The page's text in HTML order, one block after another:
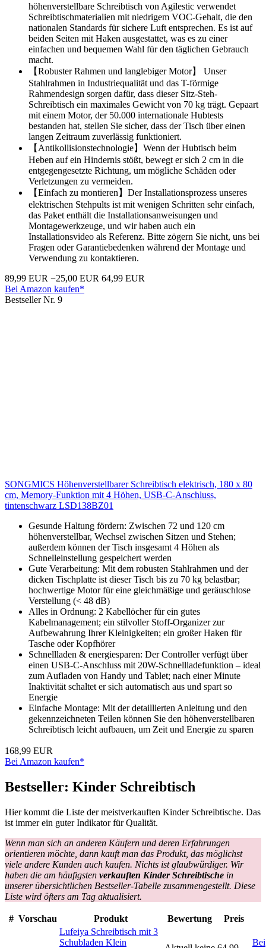
höhenverstellbare Schreibtisch von Agilestic verwendet
Schreibtischmaterialien mit niedrigem VOC-Gehalt, die den
nationalen Standards für sichere Luft entsprechen. Es ist auf
beiden Seiten mit Haken ausgestattet, was es zu einer
einfachen und bequemen Wahl für den täglichen Gebrauch
macht.
【Robuster Rahmen und langlebiger Motor】 Unser
Stahlrahmen in Industriequalität und das T-förmige
Rahmendesign sorgen dafür, dass dieser Sitz-Steh-
Schreibtisch ein maximales Gewicht von 70 kg trägt. Gepaart
mit einem Motor, der 50.000 internationale Hubtests
bestanden hat, stellen Sie sicher, dass der Tisch über einen
langen Zeitraum zuverlässig funktioniert.
【Antikollisionstechnologie】Wenn der Hubtisch beim
Heben auf ein Hindernis stößt, bewegt er sich 2 cm in die
entgegengesetzte Richtung, um mögliche Schäden oder
Verletzungen zu vermeiden.
【Einfach zu montieren】Der Installationsprozess unseres
elektrischen Stehpults ist mit wenigen Schritten sehr einfach,
das Paket enthält die Installationsanweisungen und
Montagewerkzeuge, und wir haben auch ein
Installationsvideo als Referenz. Bitte zögern Sie nicht, uns bei
Fragen oder Garantiebedenken während der Montage und
Verwendung zu kontaktieren.
89,99 EUR −25,00 EUR 64,99 EUR
Bei Amazon kaufen*
Bestseller Nr. 9
SONGMICS Höhenverstellbarer Schreibtisch elektrisch, 180 x 80
cm, Memory-Funktion mit 4 Höhen, USB-C-Anschluss,
tintenschwarz LSD138BZ01
Gesunde Haltung fördern: Zwischen 72 und 120 cm
höhenverstellbar, Wechsel zwischen Sitzen und Stehen;
außerdem können der Tisch insgesamt 4 Höhen als
Schnelleinstellung gespeichert werden
Gute Verarbeitung: Mit dem robusten Stahlrahmen und der
dicken Tischplatte ist dieser Tisch bis zu 70 kg belastbar;
hochwertige Motor für eine gleichmäßige und geräuschlose
Verstellung (< 48 dB)
Alles in Ordnung: 2 Kabellöcher für ein gutes
Kabelmanagement; ein stilvoller Stoff-Organizer zur
Aufbewahrung Ihrer Kleinigkeiten; ein großer Haken für
Tasche oder Kopfhörer
Schnellladen & energiesparen: Der Controller verfügt über
einen USB-C-Anschluss mit 20W-Schnellladefunktion – ideal
zum Aufladen von Handy und Tablet; nach einer Minute
Inaktivität schaltet er sich automatisch aus und spart so
Energie
Einfache Montage: Mit der detaillierten Anleitung und den
gekennzeichneten Teilen können Sie den höhenverstellbaren
Schreibtisch leicht aufbauen, um Zeit und Energie zu sparen
168,99 EUR
Bei Amazon kaufen*
Bestseller: Kinder Schreibtisch
Hier kommt die Liste der meistverkauften Kinder Schreibtische. Das
ist immer ein guter Indikator für Qualität.
Wenn man sich an anderen Käufern und deren Erfahrungen
orientieren möchte, dann kauft man das Produkt, das möglichst
viele andere Kunden auch kaufen. Nichts ist glaubwürdiger. Wir
haben die am häufigsten verkauften Kinder Schreibtische in
unserer übersichtlichen Bestseller-Tabelle zusammengestellt. Diese
Liste wird öfters am Tag aktualisiert.
# Vorschau Produkt Bewertung Preis
Lufeiya Schreibtisch mit 3
Schubladen Klein
Bei